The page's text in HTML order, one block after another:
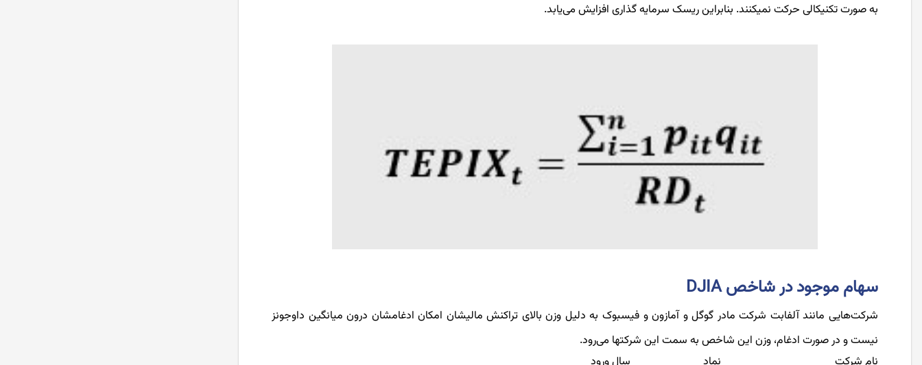
به صورت تکنیکالی حرکت نمیکنند. بنابراین ریسک سرمایه گذاری افزایش می‌یابد.
سهام موجود در شاخص DJIA
شرکت‌هایی مانند آلفابت شرکت مادر گوگل و آمازون و فیسبوک به دلیل وزن بالای تراکنش مالیشان امکان ادغامشان درون میانگین داوجونز
نیست و در صورت ادغام، وزن این شاخص به سمت این شرکتها می‌رود.